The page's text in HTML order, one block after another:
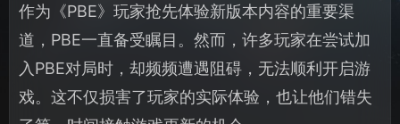
作为《PBE》玩家抢先体验新版本内容的重要渠
道，PBE一直备受瞩目。然而，许多玩家在尝试加
入PBE对局时，却频频遭遇阻碍，无法顺利开启游
戏。这不仅损害了玩家的实际体验，也让他们错失